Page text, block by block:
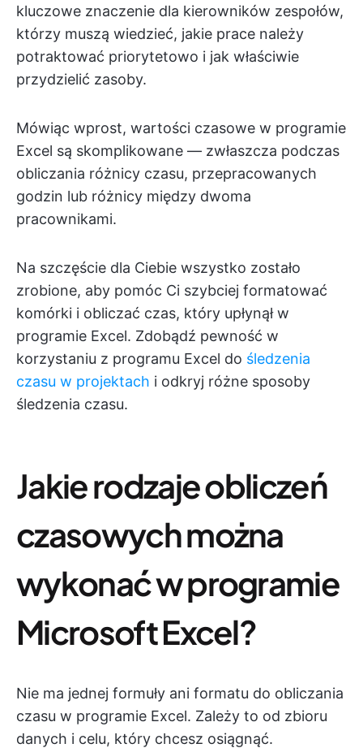
kluczowe znaczenie dla kierowników zespołów,
którzy muszą wiedzieć, jakie prace należy
potraktować priorytetowo i jak właściwie
przydzielić zasoby.
Mówiąc wprost, wartości czasowe w programie
Excel są skomplikowane — zwłaszcza podczas
obliczania różnicy czasu, przepracowanych
godzin lub różnicy między dwoma
pracownikami.
Na szczęście dla Ciebie wszystko zostało
zrobione, aby pomóc Ci szybciej formatować
komórki i obliczać czas, który upłynął w
programie Excel. Zdobądź pewność w
korzystaniu z programu Excel do śledzenia
czasu w projektach i odkryj różne sposoby
śledzenia czasu.
Jakie rodzaje obliczeń
czasowych można
wykonać w programie
Microsoft Excel?
Nie ma jednej formuły ani formatu do obliczania
czasu w programie Excel. Zależy to od zbioru
danych i celu, który chcesz osiągnąć.